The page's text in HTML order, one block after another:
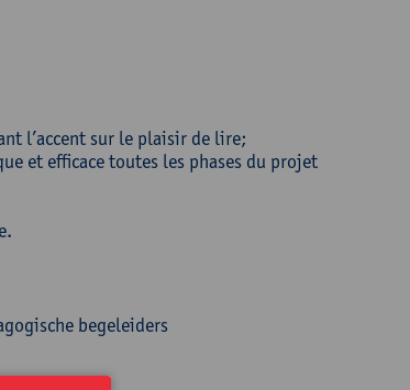
l’accent sur le plaisir de lire;
et efficace toutes les phases du projet
begeleiders